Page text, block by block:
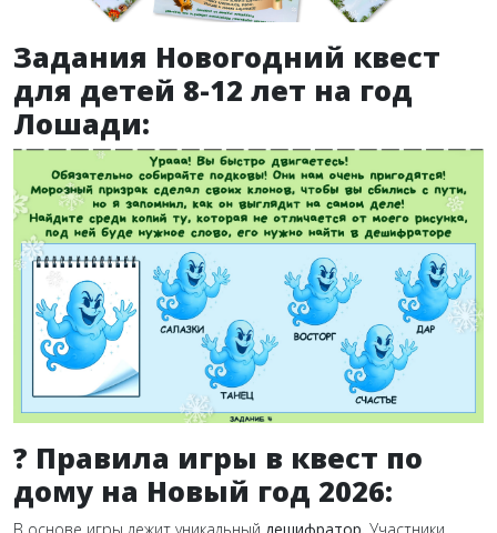
Задания Новогодний квест
для детей 8-12 лет на год
Лошади:
? Правила игры в квест по
дому на Новый год 2026: